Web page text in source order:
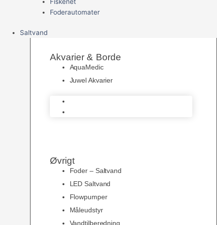
Foderautomater
Saltvand
Akvarier & Borde
AquaMedic
Juwel Akvarier
Øvrigt
Foder – Saltvand
LED Saltvand
Flowpumper
Måleudstyr
Vandtilberedning